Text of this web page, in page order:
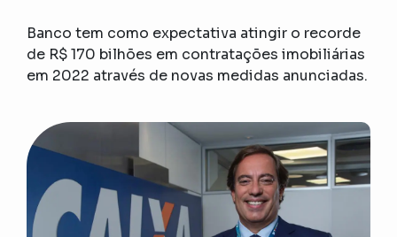
Banco tem como expectativa atingir o recorde
de R$ 170 bilhões em contratações imobiliárias
em 2022 através de novas medidas anunciadas.